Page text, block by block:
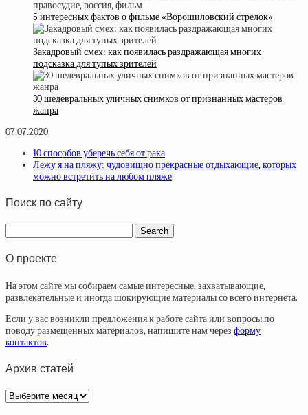
5 интересных фактов о фильме «Ворошиловский стрелок»
Закадровый смех: как появилась раздражающая многих
подсказка для тупых зрителей
30 шедевральных уличных снимков от признанных мастеров
жанра
07.07.2020
10 способов уберечь себя от рака
Лежу я на пляжу: чудовищно прекрасные отдыхающие, которых
можно встретить на любом пляже
Поиск по сайту
О проекте
На этом сайте мы собираем самые интересные, захватывающие,
развлекательные и иногда шокирующие материалы со всего интернета.
Если у вас возникли предложения к работе сайта или вопросы по
поводу размещенных материалов, напишите нам через форму
контактов.
Архив статей
Архив
статей